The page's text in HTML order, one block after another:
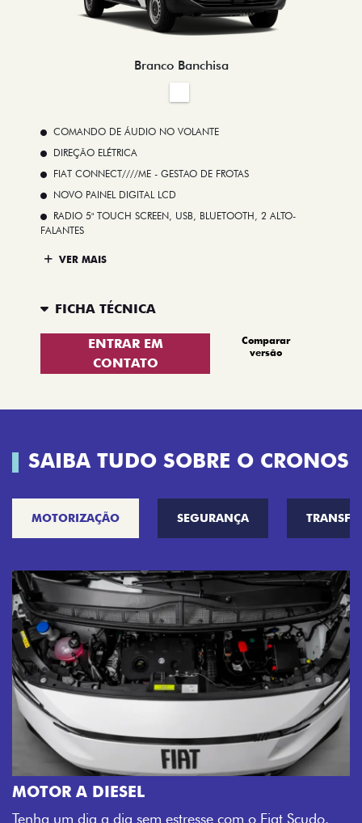
Branco Banchisa
COMANDO DE ÁUDIO NO VOLANTE
DIREÇÃO ELÉTRICA
FIAT CONNECT////ME - GESTAO DE FROTAS
NOVO PAINEL DIGITAL LCD
RADIO 5" TOUCH SCREEN, USB, BLUETOOTH, 2 ALTO-
FALANTES
VER MAIS
FICHA TÉCNICA
ENTRAR EM
CONTATO
Comparar
versão
SAIBA TUDO SOBRE O CRONOS
MOTORIZAÇÃO SEGURANÇA
MOTOR A DIESEL
Tenha um dia a dia sem estresse com o Fiat Scudo.